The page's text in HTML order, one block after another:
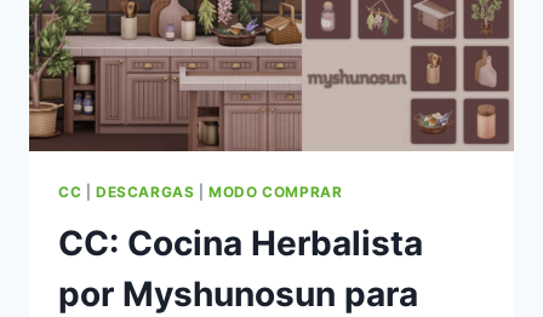
CC DESCARGAS |MODO COMPRAR
CC: Cocina Herbalista
por Myshunosun para